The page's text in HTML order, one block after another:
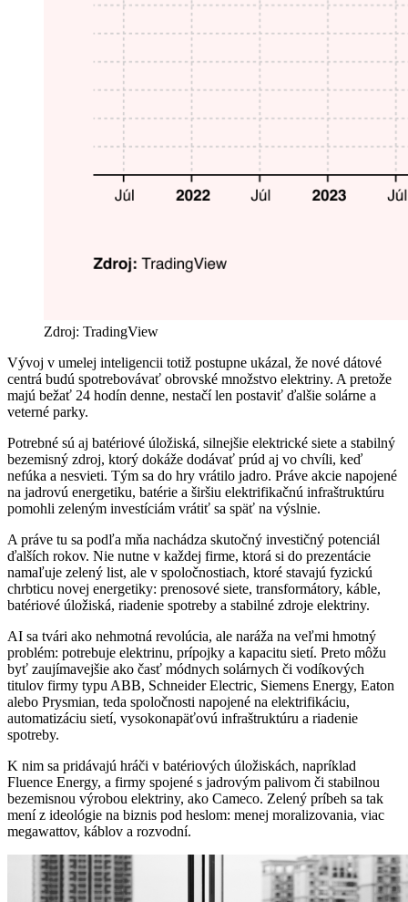
Zdroj: TradingView
Vývoj v umelej inteligencii totiž postupne ukázal, že nové dátové
centrá budú spotrebovávať obrovské množstvo elektriny. A pretože
majú bežať 24 hodín denne, nestačí len postaviť ďalšie solárne a
veterné parky.
Potrebné sú aj batériové úložiská, silnejšie elektrické siete a stabilný
bezemisný zdroj, ktorý dokáže dodávať prúd aj vo chvíli, keď
nefúka a nesvieti. Tým sa do hry vrátilo jadro. Práve akcie napojené
na jadrovú energetiku, batérie a širšiu elektrifikačnú infraštruktúru
pomohli zeleným investíciám vrátiť sa späť na výslnie.
A práve tu sa podľa mňa nachádza skutočný investičný potenciál
ďalších rokov. Nie nutne v každej firme, ktorá si do prezentácie
namaľuje zelený list, ale v spoločnostiach, ktoré stavajú fyzickú
chrbticu novej energetiky: prenosové siete, transformátory, káble,
batériové úložiská, riadenie spotreby a stabilné zdroje elektriny.
AI sa tvári ako nehmotná revolúcia, ale naráža na veľmi hmotný
problém: potrebuje elektrinu, prípojky a kapacitu sietí. Preto môžu
byť zaujímavejšie ako časť módnych solárnych či vodíkových
titulov firmy typu ABB, Schneider Electric, Siemens Energy, Eaton
alebo Prysmian, teda spoločnosti napojené na elektrifikáciu,
automatizáciu sietí, vysokonapäťovú infraštruktúru a riadenie
spotreby.
K nim sa pridávajú hráči v batériových úložiskách, napríklad
Fluence Energy, a firmy spojené s jadrovým palivom či stabilnou
bezemisnou výrobou elektriny, ako Cameco. Zelený príbeh sa tak
mení z ideológie na biznis pod heslom: menej moralizovania, viac
megawattov, káblov a rozvodní.